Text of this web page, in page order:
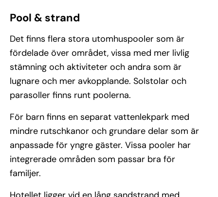
Pool & strand
Det finns flera stora utomhuspooler som är
fördelade över området, vissa med mer livlig
stämning och aktiviteter och andra som är
lugnare och mer avkopplande. Solstolar och
parasoller finns runt poolerna.
För barn finns en separat vattenlekpark med
mindre rutschkanor och grundare delar som är
anpassade för yngre gäster. Vissa pooler har
integrerade områden som passar bra för
familjer.